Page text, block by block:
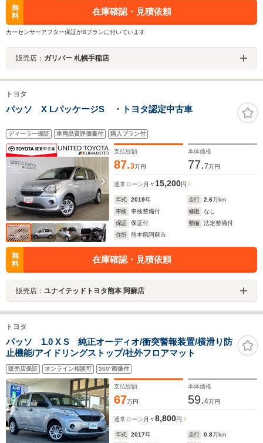
無
料
在庫確認・見積依頼
カーセンサーアフター保証がBプランに付いています
販売店： ガリバー 札幌手稲店
トヨタ
パッソ X LパッケージS ・トヨタ認定中古車
ディーラー保証 車両品質評価書付 購入プラン付
支払総額
87.3万円
本体価格
77.7万円
通常ローン 月々 15,200円
年式 2019年 走行 2.6万km
車検
車検整備付 修復
なし
保証
保証付 整備
法定整備付
住所
熊本県阿蘇市
無
料
在庫確認・見積依頼
販売店： ユナイテッドトヨタ熊本 阿蘇店
トヨタ
パッソ 1.0 X S 純正オーディオ/衝突警報装置/横滑り防
止機能/アイドリングストップ/社外フロアマット
販売店保証 オンライン相談可 360°画像付
支払総額
67万円
本体価格
59.4万円
通常ローン 月々8,800円
年式 2017年 走行 0.8万km